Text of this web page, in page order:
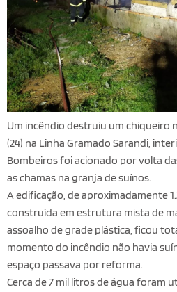
Um incêndio destruiu um chiqueiro
(24) na Linha Gramado Sarandi,
Bombeiros foi acionado por volta
as chamas na granja de suínos.
A edificação, de aproximadamente
construída em estrutura mista de
assoalho de grade plástica, ficou
momento do incêndio não havia
espaço passava por reforma.
Cerca de 7 mil litros de água foram